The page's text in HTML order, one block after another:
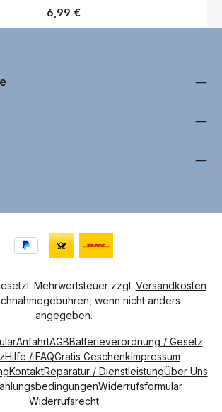
vom Samsung SM-G970F Galaxy S10e
Smartphone.
Regulärer Preis:
6,99 €
Mehrwertsteuer zzgl. Versandkosten
wenn nicht anders
angegeben.
AnfahrtAGBBatterieverordnung / Gesetz
Hilfe / FAQGratis GeschenkImpressum
KontaktReparatur / DienstleistungÜber Uns
Widerrufsformular
Widerrufsrecht